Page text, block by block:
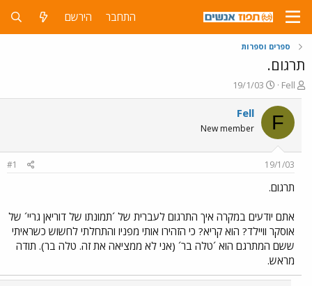
התחבר הירשם
ספרים וספרות
תרגום.
פ
ו
ת
ח
ה
ש
א
Fell
פ
ו
ר
ס
ם
19/1/03
F
Fell
New member
19/1/03
#1
תרגום.
אתם יודעים במקרה איך התרגום לעברית של ´תמונתו של דוריאן גריי´ של
אוסקר וויילד? הוא קריא? כי הזהירו אותי מפניו והתחלתי לחשוש כשראיתי
ששם המתרגם הוא ´טלה בר´ (אני לא ממציאה את זה. טלה בר). תודה
מראש.